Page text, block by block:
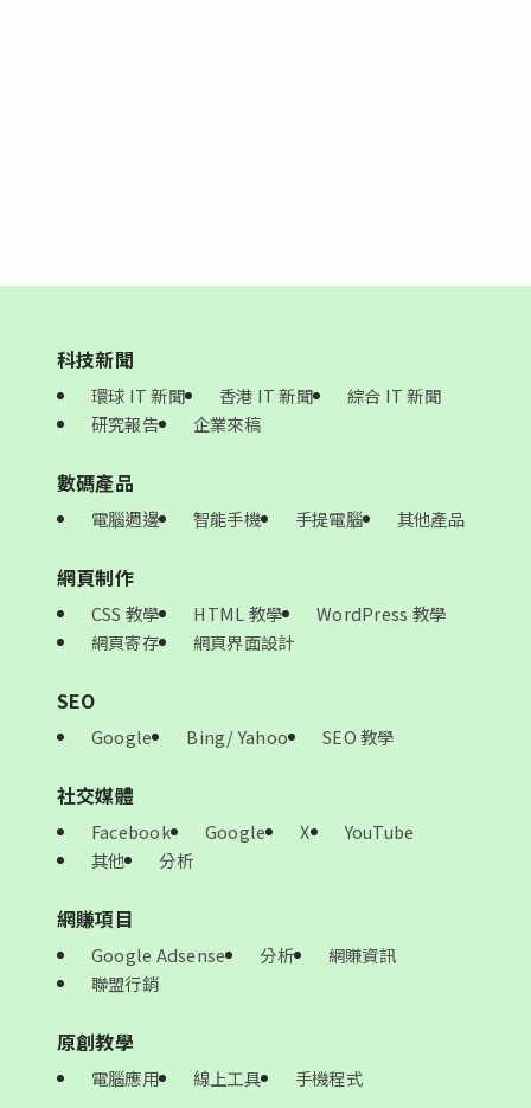
科技新聞
環球 IT 新聞 香港 IT 新聞
綜合 IT 新聞
研究報告
企業來稿
數碼產品
電腦週邊 智能手機 手提電腦 其他產品
網頁制作
CSS 教學 HTML 教學
WordPress 教學
網頁寄存
網頁界面設計
SEO
Google Bing/ Yahoo SEO 教學
社交媒體
Facebook Google X
YouTube
其他
分析
網賺項目
Google Adsense 分析
網賺資訊
聯盟行銷
原創教學
電腦應用 線上工具 手機程式